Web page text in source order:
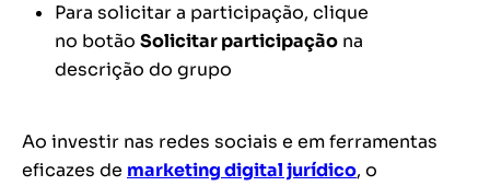
Para solicitar a participação, clique
no botão Solicitar participação na
descrição do grupo
Ao investir nas redes sociais e em ferramentas
eficazes de marketing digital jurídico, o